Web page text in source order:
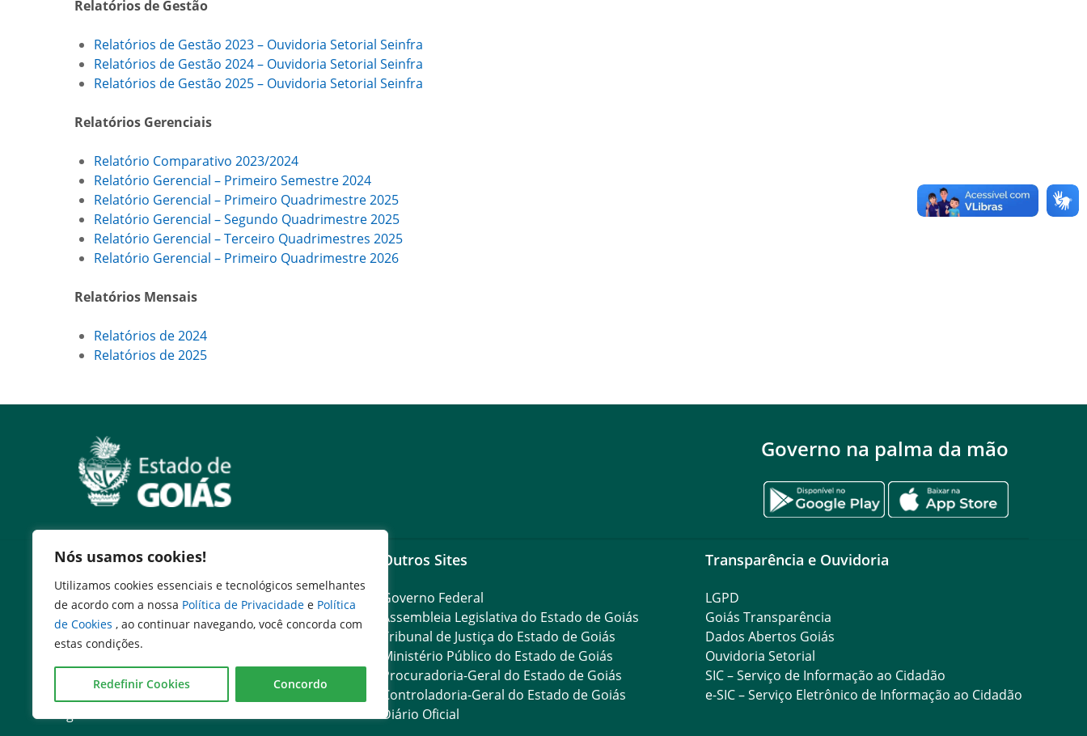
Nós usamos cookies!
Utilizamos cookies essenciais e tecnológicos semelhantes
de acordo com a nossa Política de Privacidade e Política
de Cookies , ao continuar navegando, você concorda com
estas condições.
Redefinir Cookies Concordo
Relatórios de Gestão
Relatórios de Gestão 2023 – Ouvidoria Setorial Seinfra
Relatórios de Gestão 2024 – Ouvidoria Setorial Seinfra
Relatórios de Gestão 2025 – Ouvidoria Setorial Seinfra
Relatórios Gerenciais
Relatório Comparativo 2023/2024
Relatório Gerencial – Primeiro Semestre 2024
Relatório Gerencial – Primeiro Quadrimestre 2025
Relatório Gerencial – Segundo Quadrimestre 2025
Relatório Gerencial – Terceiro Quadrimestres 2025
Relatório Gerencial – Primeiro Quadrimestre 2026
Relatórios Mensais
Relatórios de 2024
Relatórios de 2025
Governo na palma da mão
Serviços
Expresso Goiás
Expresso Aplicações
Expresso Servidor
SEI Governadoria
Cadastro de Autoridades
Outros Sites
Governo Federal
Assembleia Legislativa do Estado de Goiás
Tribunal de Justiça do Estado de Goiás
Ministério Público do Estado de Goiás
Procuradoria-Geral do Estado de Goiás
Controladoria-Geral do Estado de Goiás
Diário Oficial
Transparência e Ouvidoria
LGPD
Goiás Transparência
Dados Abertos Goiás
Ouvidoria Setorial
SIC – Serviço de Informação ao Cidadão
e-SIC – Serviço Eletrônico de Informação ao Cidadão